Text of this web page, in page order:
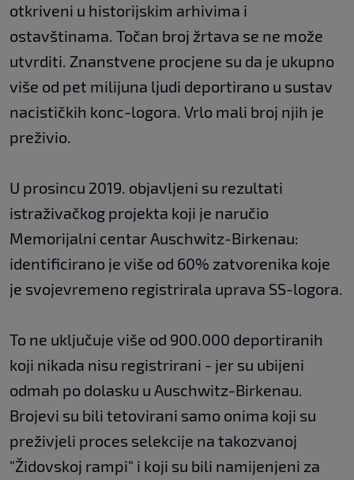
otkriveni u historijskim arhivima i
ostavštinama. Točan broj žrtava se ne može
utvrditi. Znanstvene procjene su da je ukupno
više od pet milijuna ljudi deportirano u sustav
nacističkih konc-logora. Vrlo mali broj njih je
preživio.
U prosincu 2019. objavljeni su rezultati
istraživačkog projekta koji je naručio
Memorijalni centar Auschwitz-Birkenau:
identificirano je više od 60% zatvorenika koje
je svojevremeno registrirala uprava SS-logora.
To ne uključuje više od 900.000 deportiranih
koji nikada nisu registrirani - jer su ubijeni
odmah po dolasku u Auschwitz-Birkenau.
Brojevi su bili tetovirani samo onima koji su
preživjeli proces selekcije na takozvanoj
"Židovskoj rampi" i koji su bili namijenjeni za